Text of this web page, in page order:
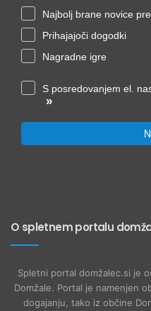
Najbolj brane novice
Prihajajoči dogodki
Nagradne igre
S posredovanjem el.
»
O spletnem portalu
Spletni portal domžalec.si je
Domžale. Portal je namenjen
dogajanju, tako iz občine